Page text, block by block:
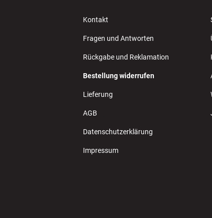
Kontakt
Fragen und Antworten
Rückgabe und Reklamation
Bestellung widerrufen
Lieferung
AGB
Datenschutzerklärung
Impressum